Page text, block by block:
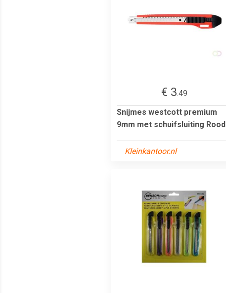
€ 3.49
Snijmes westcott premium
9mm met schuifsluiting Rood
Kleinkantoor.nl